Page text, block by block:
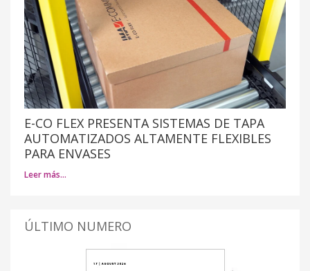
E-CO FLEX PRESENTA SISTEMAS DE TAPA
AUTOMATIZADOS ALTAMENTE FLEXIBLES
PARA ENVASES
Leer más…
ÚLTIMO NUMERO